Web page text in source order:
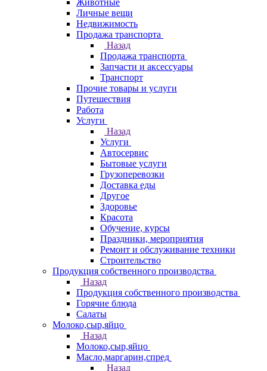
Животные
Личные вещи
Недвижимость
Продажа транспорта
Назад
Продажа транспорта
Запчасти и аксессуары
Транспорт
Прочие товары и услуги
Путешествия
Работа
Услуги
Назад
Услуги
Автосервис
Бытовые услуги
Грузоперевозки
Доставка еды
Другое
Здоровье
Красота
Обучение, курсы
Праздники, мероприятия
Ремонт и обслуживание техники
Строительство
Продукция собственного производства
Назад
Продукция собственного производства
Горячие блюда
Салаты
Молоко,сыр,яйцо
Назад
Молоко,сыр,яйцо
Масло,маргарин,спред
Назад